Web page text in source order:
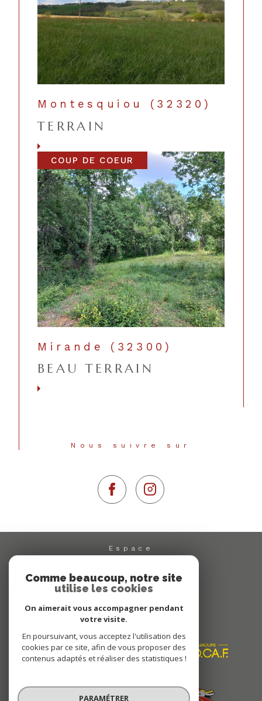
Montesquiou (32320)
TERRAIN
COUP DE COEUR
Mirande (32300)
BEAU TERRAIN
Nous suivre sur
Espace
Se connecter
Nous
ADHÉRONS
Comme beaucoup, notre site
utilise les cookies
On aimerait vous accompagner pendant
votre visite.
En poursuivant, vous acceptez l'utilisation des
cookies par ce site, afin de vous proposer des
contenus adaptés et réaliser des statistiques !
PARAMÉTRER